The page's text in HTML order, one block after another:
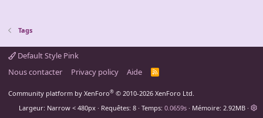
Tags
Default Style Pink
Nous contacter
Privacy policy Aide
R
Community platform by XenForo® © 2010-2026 XenForo Ltd.
Largeur
Requêtes 8 Temps 0.0659s Mémoire 2.92MB